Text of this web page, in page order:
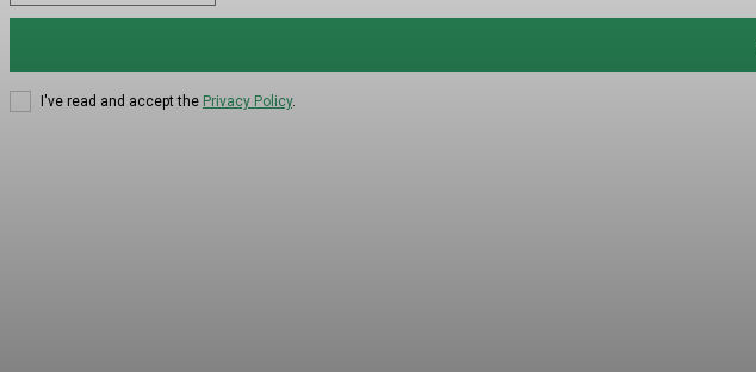
I've read and accept the Privacy Policy.